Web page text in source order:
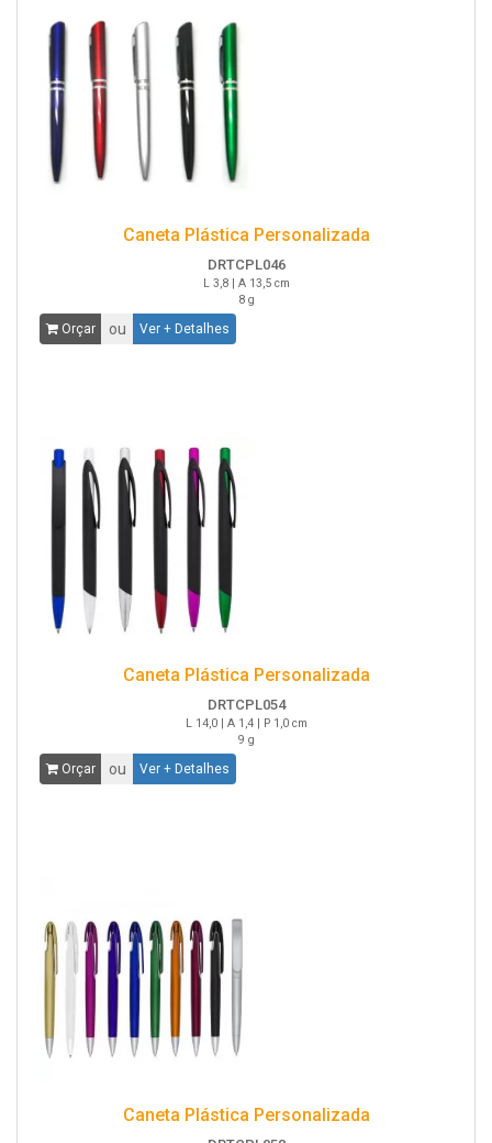
Caneta Plástica Personalizada
DRTCPL046
L 3,8 | A 13,5 cm
8 g
Orçar ou Ver + Detalhes
Caneta Plástica Personalizada
DRTCPL054
L 14,0 | A 1,4 | P 1,0 cm
9 g
Orçar ou Ver + Detalhes
Caneta Plástica Personalizada